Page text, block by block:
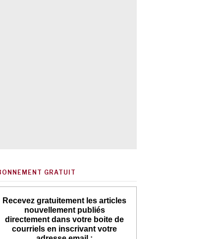
GRATUIT
Recevez gratuitement les articles
nouvellement publiés
directement dans votre boite de
courriels en inscrivant votre